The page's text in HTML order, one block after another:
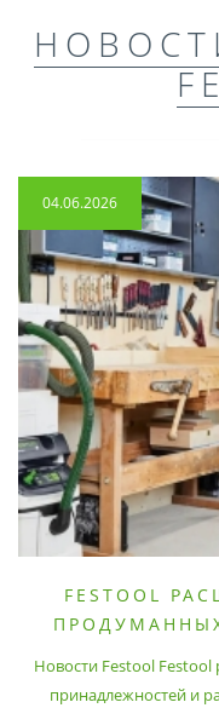
04.06.2026
FESTOOL
Новости Festool
принадлежностей и